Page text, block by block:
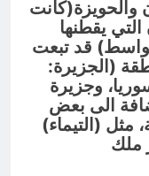
والحويزة(كانت
يقطنها
لواسط) قد تبعت
(الجزيرة:
وجزيرة
الى بعض
مثل (التيماء)
ملك